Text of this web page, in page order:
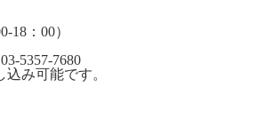
18：00）
5357-7680
み可能です。